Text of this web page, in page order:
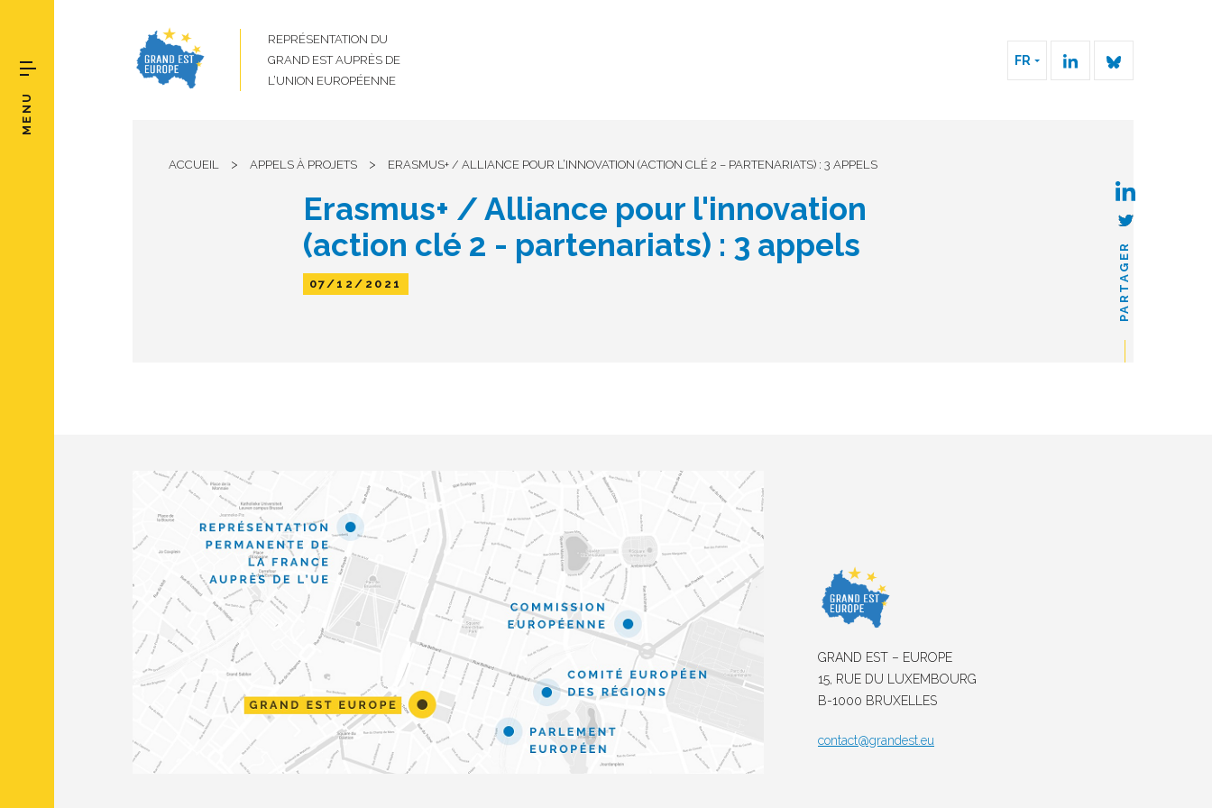
REPRÉSENTATION DU
GRAND EST AUPRÈS DE
L’UNION EUROPÉENNE
FR
MENU
ACCUEIL > APPELS À PROJETS > ERASMUS+ / ALLIANCE POUR L’INNOVATION (ACTION CLÉ 2 – PARTENARIATS) : 3 APPELS
Erasmus+ / Alliance pour l'innovation
(action clé 2 - partenariats) : 3 appels
07/12/2021 PARTAGER
GRAND EST – EUROPE
15, RUE DU LUXEMBOURG
B-1000 BRUXELLES
contact@grandest.eu